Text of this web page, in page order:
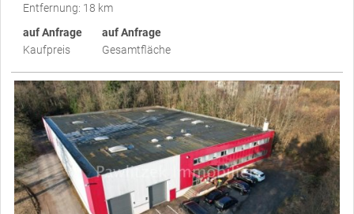
Entfernung: 18 km
auf Anfrage
Kaufpreis
auf Anfrage
Gesamtfläche